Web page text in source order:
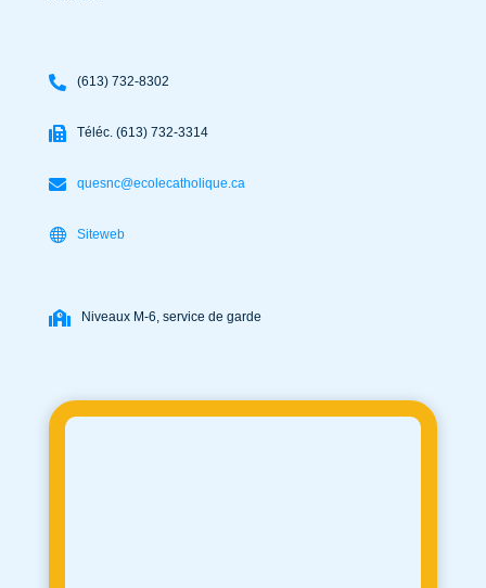
(613) 732-8302
Téléc. (613) 732-3314
quesnc@ecolecatholique.ca
Siteweb
Niveaux M-6, service de garde